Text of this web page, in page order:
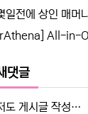
댓글
저도 게시글 작성자 분과 동일한 유튜브 영상 보고 만드는 중인데요 한글화 하고 싶어서 디스코드 친추 하였습니다 디코 난쟁이 (nanja…